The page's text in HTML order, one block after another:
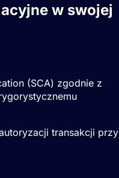
w swojej
(SCA) zgodnie z
transakcji przy